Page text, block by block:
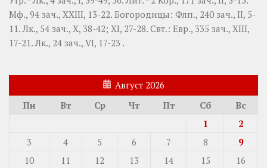
Мф., 94 зач., XXIII, 13-22. Богородицы: Флп., 240 зач., II, 5-
11. Лк., 54 зач., X, 38-42; XI, 27-28. Свт.: Евр., 335 зач., XIII,
17-21. Лк., 24 зач., VI, 17-23 .
Август 2026
Пн
Вт Ср Чт Пт Сб
Вс
1
2
3
4 5 6 7 8
9
10
11 12 13 14 15
16